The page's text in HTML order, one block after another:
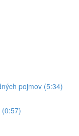
pojmov (5:34)
(0:57)